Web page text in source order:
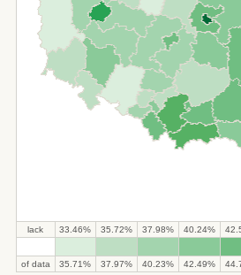
lack 33.46% 35.72% 37.98% 40.24%
of data 35.71% 37.97% 40.23% 42.49%